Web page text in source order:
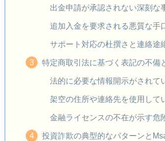
出金申請が承認されない深刻な
追加入金を要求される悪質な手
サポート対応の杜撰さと連絡途
特定商取引法に基づく表記の不備
法的に必要な情報開示がされて
架空の住所や連絡先を使用して
金融ライセンスの不在が示す危
投資詐欺の典型的なパターンと